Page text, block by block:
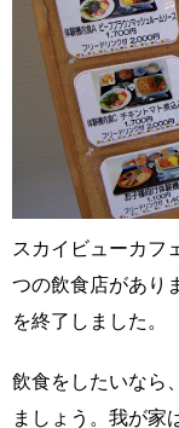
スカイビューカフ
つの飲食店があり
を終了しました。
飲食をしたいなら
ましょう。我が家